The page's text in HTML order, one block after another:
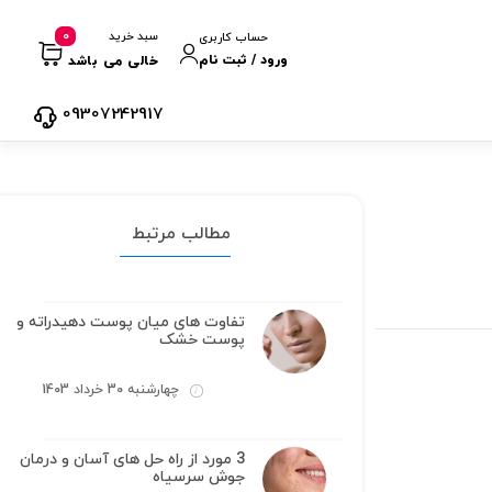
حساب کاربری
ورود / ثبت نام
سبد خرید
خالی می باشد
0
09307242917
مطالب مرتبط
تفاوت های میان پوست دهیدراته و
پوست خشک
چهارشنبه 30 خرداد 1403
3 مورد از راه حل های آسان و درمان
جوش سرسیاه